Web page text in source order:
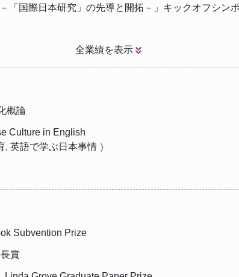
「国際日本研究」の先導と開拓－」キックオフシン
全業績を表示
概論
Culture in English
英語で学ぶ日本事情 ）
Subvention Prize
賞